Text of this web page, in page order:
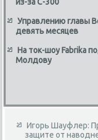
Управлению главы
девять месяцев
На ток-шоу Fabrika
Молдову
Игорь Шауфлер:
защите от